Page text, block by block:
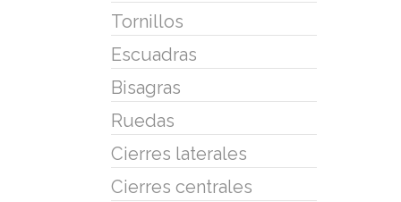
Tornillos
Escuadras
Bisagras
Ruedas
Cierres laterales
Cierres centrales